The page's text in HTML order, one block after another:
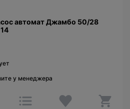
автомат Джамбо 50/28
у менеджера